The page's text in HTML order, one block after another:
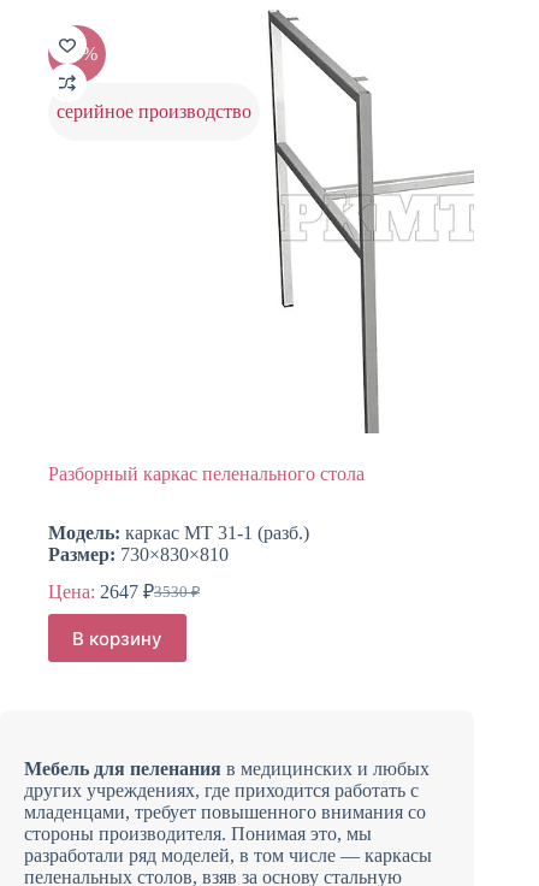
-25%
серийное производство
Разборный каркас пеленального стола
Модель: каркас МТ 31-1 (разб.)
Размер: 730×830×810
Цена:
3530₽
Первоначальная
цена
составляла
3530 ₽.
2647 ₽Текущая
цена:
2647 ₽.
В корзину
Мебель для пеленания в медицинских и любых
других учреждениях, где приходится работать с
младенцами, требует повышенного внимания со
стороны производителя. Понимая это, мы
разработали ряд моделей, в том числе — каркасы
пеленальных столов, взяв за основу стальную